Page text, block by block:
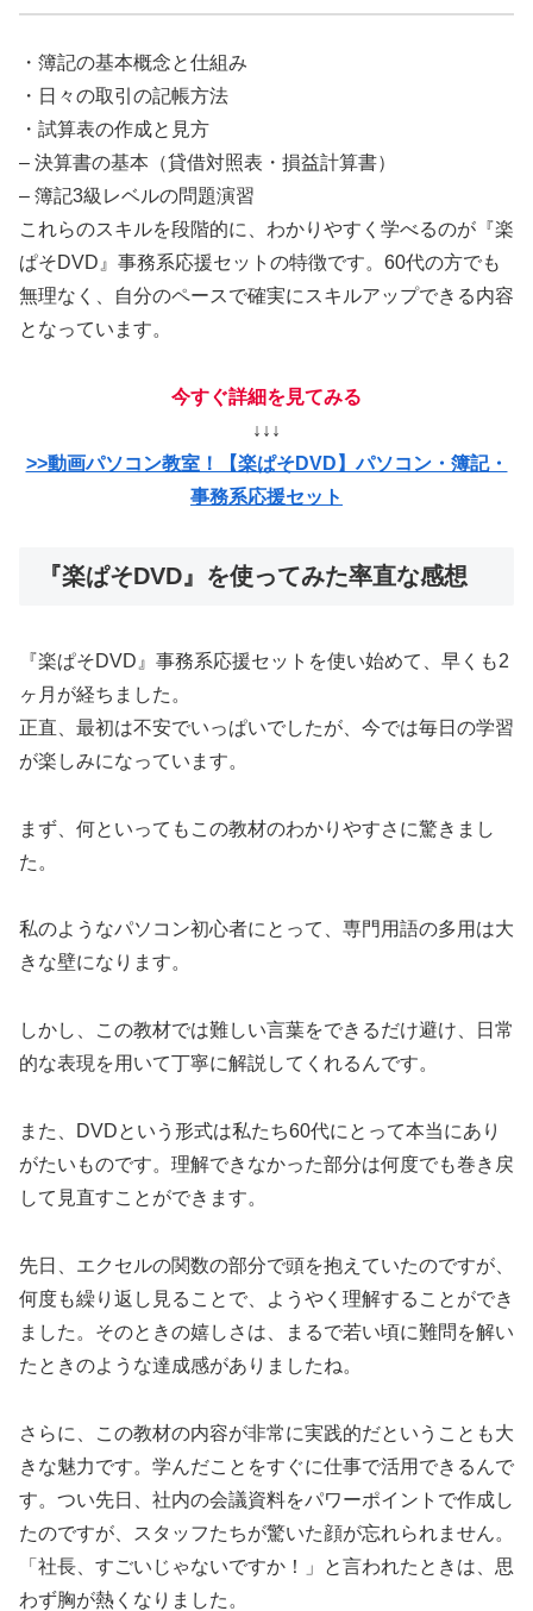
・簿記の基本概念と仕組み
・日々の取引の記帳方法
・試算表の作成と見方
– 決算書の基本（貸借対照表・損益計算書）
– 簿記3級レベルの問題演習
これらのスキルを段階的に、わかりやすく学べるのが『楽
ぱそDVD』事務系応援セットの特徴です。60代の方でも
無理なく、自分のペースで確実にスキルアップできる内容
となっています。
今すぐ詳細を見てみる
↓↓↓
>>動画パソコン教室！【楽ぱそDVD】パソコン・簿記・
事務系応援セット
『楽ぱそDVD』を使ってみた率直な感想
『楽ぱそDVD』事務系応援セットを使い始めて、早くも2
ヶ月が経ちました。
正直、最初は不安でいっぱいでしたが、今では毎日の学習
が楽しみになっています。
まず、何といってもこの教材のわかりやすさに驚きまし
た。
私のようなパソコン初心者にとって、専門用語の多用は大
きな壁になります。
しかし、この教材では難しい言葉をできるだけ避け、日常
的な表現を用いて丁寧に解説してくれるんです。
また、DVDという形式は私たち60代にとって本当にあり
がたいものです。理解できなかった部分は何度でも巻き戻
して見直すことができます。
先日、エクセルの関数の部分で頭を抱えていたのですが、
何度も繰り返し見ることで、ようやく理解することができ
ました。そのときの嬉しさは、まるで若い頃に難問を解い
たときのような達成感がありましたね。
さらに、この教材の内容が非常に実践的だということも大
きな魅力です。学んだことをすぐに仕事で活用できるんで
す。つい先日、社内の会議資料をパワーポイントで作成し
たのですが、スタッフたちが驚いた顔が忘れられません。
「社長、すごいじゃないですか！」と言われたときは、思
わず胸が熱くなりました。